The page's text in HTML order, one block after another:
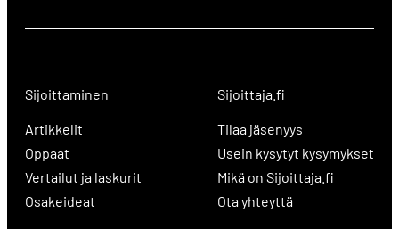
Sijoittaminen
Artikkelit
Oppaat
Vertailut ja laskurit
Osakeideat
Sijoittaja.fi
Tilaa jäsenyys
Usein kysytyt kysymykset
Mikä on Sijoittaja.fi
Ota yhteyttä